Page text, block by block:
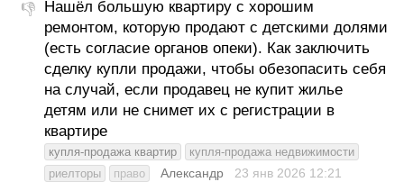
👎 Нашёл большую квартиру с хорошим
ремонтом, которую продают с детскими долями
(есть согласие органов опеки). Как заключить
сделку купли продажи, чтобы обезопасить себя
на случай, если продавец не купит жилье
детям или не снимет их с регистрации в
квартире
купля-продажа квартир
купля-продажа недвижимости
риелторы
право Александр 23 янв 2026 12:21